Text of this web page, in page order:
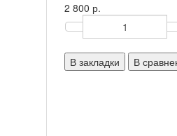
2 800 р.
В закладки В